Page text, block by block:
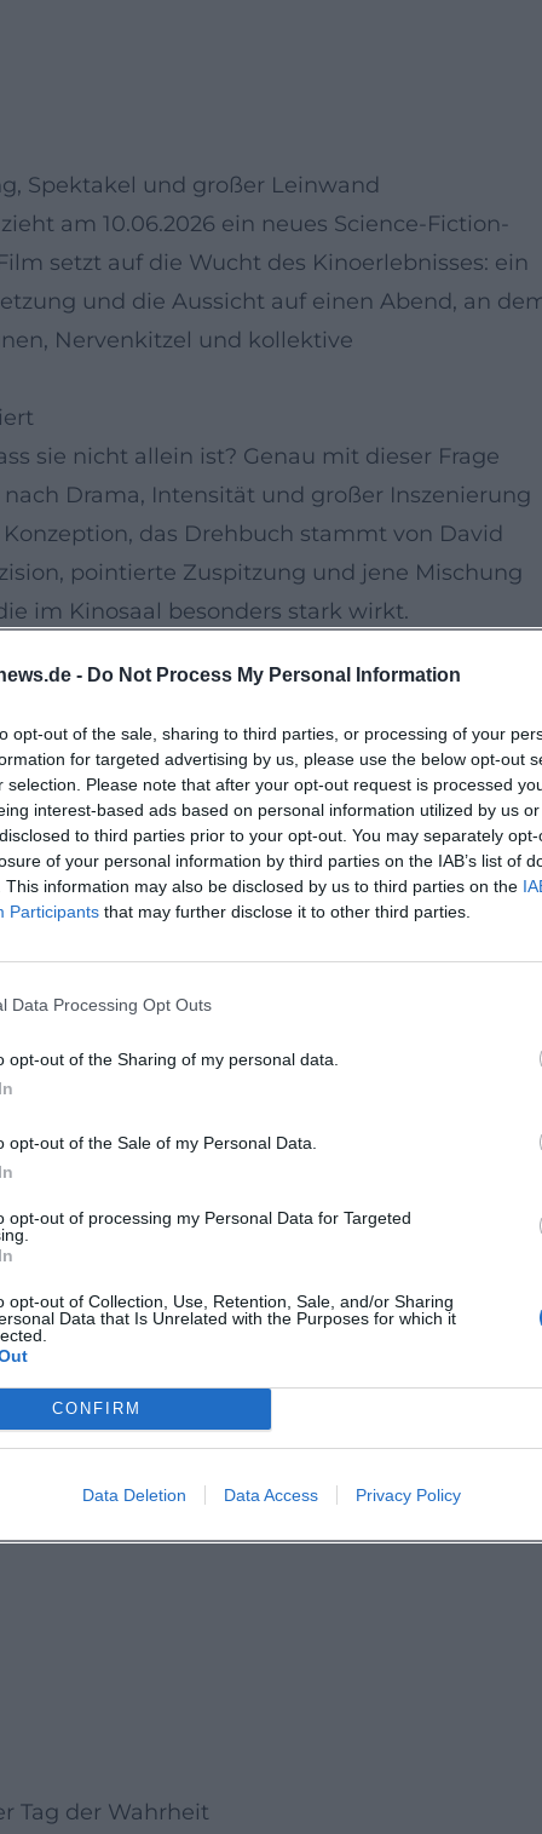
- Do Not Process My Personal Information
opt-out of the sale, sharing to third parties, or processing of your
for targeted advertising by us, please use the below opt-out
selection. Please note that after your opt-out request is processed
interest-based ads based on personal information utilized by us
to third parties prior to your opt-out. You may separately
of your personal information by third parties on the IAB’s list of
This information may also be disclosed by us to third parties on the
Participants that may further disclose it to other third parties.
Data Processing Opt Outs
opt-out of the Sharing of my personal data.
opt-out of the Sale of my Personal Data.
opt-out of processing my Personal Data for Targeted
opt-out of Collection, Use, Retention, Sale, and/or Sharing
Data that Is Unrelated with the Purposes for which it
CONFIRM
Data Deletion Data Access Privacy Policy
Spektakel und großer Leinwand
zieht am 10.06.2026 ein neues Science-Fiction-
setzt auf die Wucht des Kinoerlebnisses: ein
und die Aussicht auf einen Abend, an
Nervenkitzel und kollektive
sie nicht allein ist? Genau mit dieser Frage
Drama, Intensität und großer Inszenierung
das Drehbuch stammt von David
pointierte Zuspitzung und jene Mischung
im Kinosaal besonders stark wirkt.
auf moderne Projektionstechnik,
das den Raum mit akustischer Tiefe
des Kinos: Dunkelheit, konzentrierte
Das Bühnenerlebnis verschiebt sich vom
Wirkung ganz unmittelbar und körperlich.
Eve Hewson, Colman Domingo und Wyatt
Präsenz als auch Nuancen verspricht.
häufig schon vor dem ersten Dialog:
Für Filmfreunde entsteht daraus ein
als konzentrierte Großproduktion ist.
Bilder
barrierearme Zugänge, eine klare
im CCL. Wer den Abend gut
für einen Premierenbesuch mit
Day zählt auch die Umgebung:
Foyer gehören zum Gesamterlebnis.
lieben
Science-Fiction mit großem Atem, starker
Zusammenspiel aus Spannung, Klang und
Landshut die passende Bühne für einen
vormerken und die Wahrheit auf großer
Tag der Wahrheit